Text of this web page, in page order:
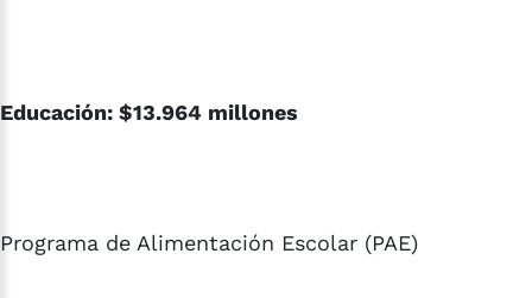
Educación: $13.964 millones
Programa de Alimentación Escolar (PAE)